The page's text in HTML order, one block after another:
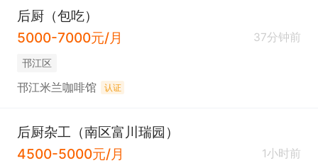
后厨（包吃）
5000-7000元/月
37分钟前
邗江区
邗江米兰咖啡馆 认证
后厨杂工（南区富川瑞园）
4500-5000元/月
1小时前